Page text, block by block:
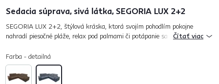
Sedacia súprava, sivá látka, SEGORIA LUX 2+2
SEGORIA LUX 2+2, štýlová kráska, ktorá svojím pohodlím pokojne
nahradí piesočné pláže, relax pod palmami či potápanie sa v čírom mori.
Čítať viac
Farba - detailná